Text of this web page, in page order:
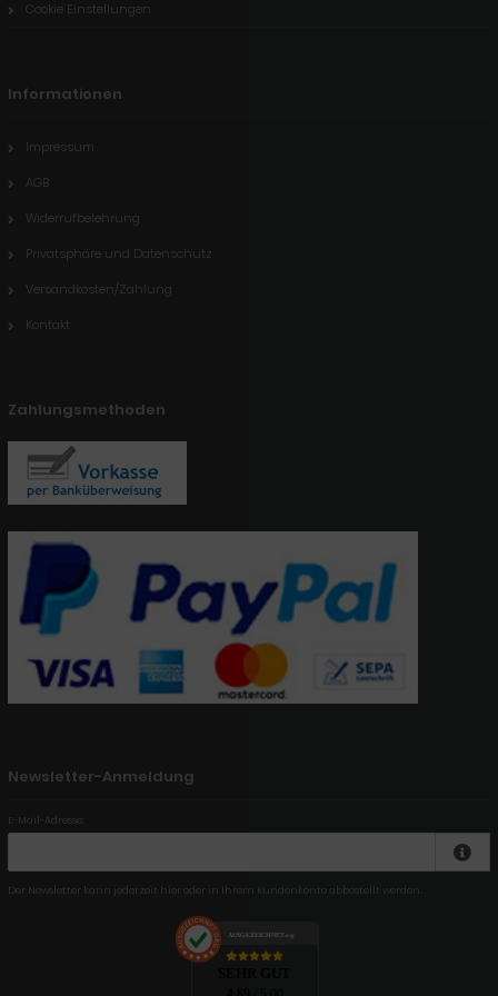
Cookie Einstellungen
Informationen
Impressum
AGB
Widerrufbelehrung
Privatsphäre und Datenschutz
Versandkosten/Zahlung
Kontakt
Zahlungsmethoden
Newsletter-Anmeldung
E-Mail-Adresse:
Der Newsletter kann jederzeit hier oder in Ihrem Kundenkonto abbestellt werden.
AUSGEZEICHNET.org